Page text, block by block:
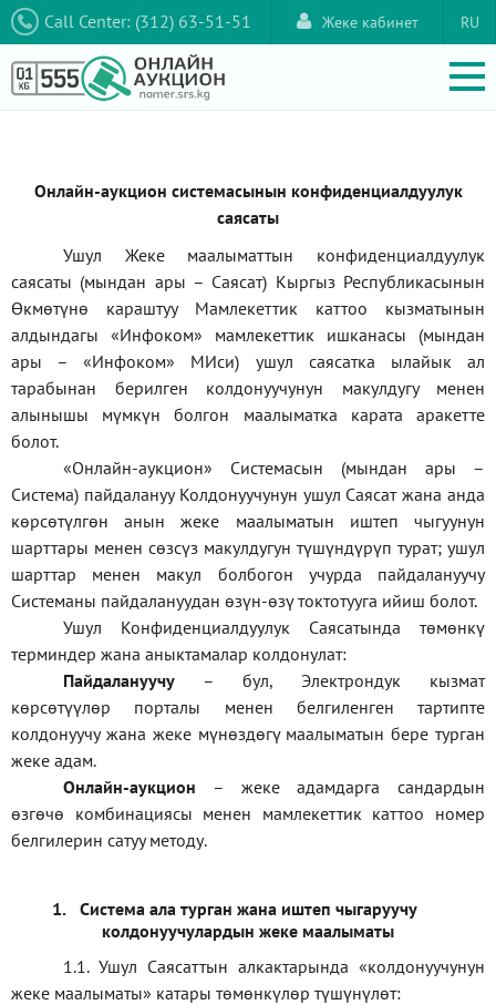
Call Center: (312) 63-51-51 RU
Жеке кабинет
Онлайн-аукцион системасынын конфиденциалдуулук
саясаты
Ушул Жеке маалыматтын конфиденциалдуулук
саясаты (мындан ары – Саясат) Кыргыз Республикасынын
Өкмөтүнө караштуу Мамлекеттик каттоо кызматынын
алдындагы «Инфоком» мамлекеттик ишканасы (мындан
ары –«Инфоком» МИси) ушул саясатка ылайык ал
тарабынан берилген колдонуучунун макулдугу менен
алынышы мүмкүн болгон маалыматка карата аракетте
болот.
«Онлайн-аукцион» Системасын (мындан ары –
Система) пайдалануу Колдонуучунун ушул Саясат жана анда
көрсөтүлгөн анын жеке маалыматын иштеп чыгуунун
шарттары менен сөзсүз макулдугун түшүндүрүп турат; ушул
шарттар менен макул болбогон учурда пайдалануучу
Системаны пайдалануудан өзүн-өзү токтотууга ийиш болот.
Ушул Конфиденциалдуулук Саясатында төмөнкү
терминдер жана аныктамалар колдонулат:
Пайдалануучу – бул, Электрондук кызмат
көрсөтүүлөр порталы менен белгиленген тартипте
колдонуучу жана жеке мүнөздөгү маалыматын бере турган
жеке адам.
Онлайн-аукцион – жеке адамдарга сандардын
өзгөчө комбинациясы менен мамлекеттик каттоо номер
белгилерин сатуу методу.
1. Система ала турган жана иштеп чыгаруучу
колдонуучулардын жеке маалыматы
1.1. Ушул Саясаттын алкактарында«колдонуучунун
жеке маалыматы» катары төмөнкүлөр түшүнүлөт: